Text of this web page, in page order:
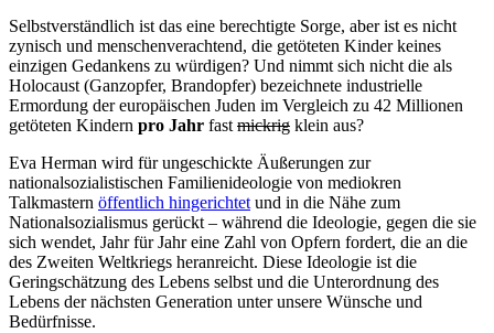
Selbstverständlich ist das eine berechtigte Sorge, aber ist es nicht
zynisch und menschenverachtend, die getöteten Kinder keines
einzigen Gedankens zu würdigen? Und nimmt sich nicht die als
Holocaust (Ganzopfer, Brandopfer) bezeichnete industrielle
Ermordung der europäischen Juden im Vergleich zu 42 Millionen
getöteten Kindern pro Jahr fast mickrig klein aus?
Eva Herman wird für ungeschickte Äußerungen zur
nationalsozialistischen Familienideologie von mediokren
Talkmastern öffentlich hingerichtet und in die Nähe zum
Nationalsozialismus gerückt – während die Ideologie, gegen die sie
sich wendet, Jahr für Jahr eine Zahl von Opfern fordert, die an die
des Zweiten Weltkriegs heranreicht. Diese Ideologie ist die
Geringschätzung des Lebens selbst und die Unterordnung des
Lebens der nächsten Generation unter unsere Wünsche und
Bedürfnisse.